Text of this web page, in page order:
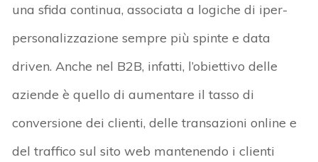
una sfida continua, associata a logiche di iper-
personalizzazione sempre più spinte e data
driven. Anche nel B2B, infatti, l’obiettivo delle
aziende è quello di aumentare il tasso di
conversione dei clienti, delle transazioni online e
del traffico sul sito web mantenendo i clienti